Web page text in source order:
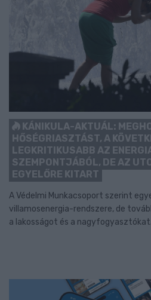
KÁNIKULA-AKTUÁL:
HŐSÉGRIASZTÁST, A
LEGKRITIKUSABB AZ
SZEMPONTJÁBÓL, DE AZ
EGYELŐRE KITART
A Védelmi Munkacsoport szerint
villamosenergia-rendszere, de
a lakosságot és a nagyfogyasztókat.